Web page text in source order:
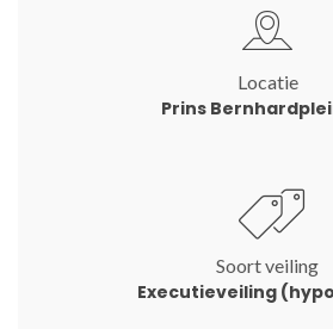
Locatie
Prins
Soort veiling
Executieveiling